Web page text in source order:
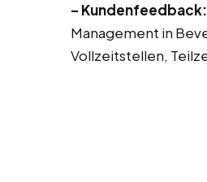
– Kundenfeedback:
Management in
Vollzeitstellen,